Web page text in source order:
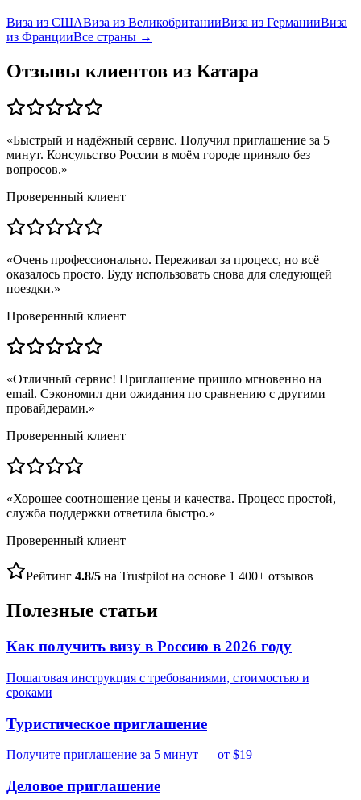
Виза из СШАВиза из ВеликобританииВиза из ГерманииВиза
из ФранцииВсе страны →
Отзывы клиентов из Катара
«Быстрый и надёжный сервис. Получил приглашение за 5
минут. Консульство России в моём городе приняло без
вопросов.»
Проверенный клиент
«Очень профессионально. Переживал за процесс, но всё
оказалось просто. Буду использовать снова для следующей
поездки.»
Проверенный клиент
«Отличный сервис! Приглашение пришло мгновенно на
email. Сэкономил дни ожидания по сравнению с другими
провайдерами.»
Проверенный клиент
«Хорошее соотношение цены и качества. Процесс простой,
служба поддержки ответила быстро.»
Проверенный клиент
Рейтинг 4.8/5 на Trustpilot на основе 1 400+ отзывов
Полезные статьи
Как получить визу в Россию в 2026 году
Пошаговая инструкция с требованиями, стоимостью и
сроками
Туристическое приглашение
Получите приглашение за 5 минут — от $19
Деловое приглашение